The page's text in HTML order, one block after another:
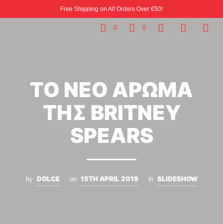
Free Shipping on All Orders Over €50!
0 0
ΤΟ ΝΕΟ ΑΡΩΜΑ
ΤΗΣ BRITNEY
SPEARS
by DOLCE on 15TH APRIL 2019 in SLIDESHOW